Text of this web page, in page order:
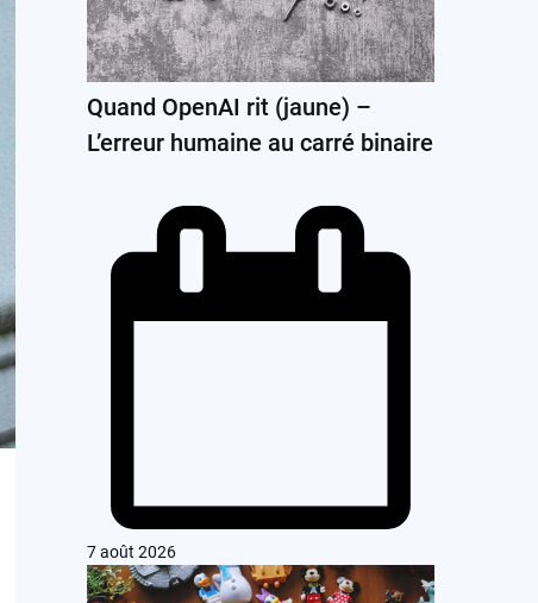
Quand OpenAI rit (jaune) –
L’erreur humaine au carré binaire
7 août 2026